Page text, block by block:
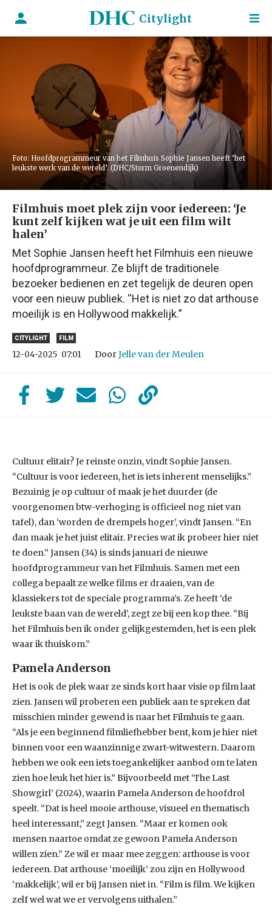
Citylight
Foto: Hoofdprogrammeur van het Filmhuis Sophie Jansen heeft ‘het
leukste werk van de wereld’. (DHC/Storm Groenendijk)
Filmhuis moet plek zijn voor iedereen: ‘Je
kunt zelf kijken wat je uit een film wilt
halen’
Met Sophie Jansen heeft het Filmhuis een nieuwe
hoofdprogrammeur. Ze blijft de traditionele
bezoeker bedienen en zet tegelijk de deuren open
voor een nieuw publiek. “Het is niet zo dat arthouse
moeilijk is en Hollywood makkelijk.”
CITYLIGHT FILM
12-04-2025 07:01 DoorJelle van der Meulen
Cultuur elitair? Je reinste onzin, vindt Sophie Jansen.
“Cultuur is voor iedereen, het is iets inherent menselijks.”
Bezuinig je op cultuur of maak je het duurder (de
voorgenomen btw-verhoging is officieel nog niet van
tafel), dan ‘worden de drempels hoger’, vindt Jansen. “En
dan maak je het juist elitair. Precies wat ik probeer hier niet
te doen.” Jansen (34) is sinds januari de nieuwe
hoofdprogrammeur van het Filmhuis. Samen met een
collega bepaalt ze welke films er draaien, van de
klassiekers tot de speciale programma’s. Ze heeft ‘de
leukste baan van de wereld’, zegt ze bij een kop thee. “Bij
het Filmhuis ben ik onder gelijkgestemden, het is een plek
waar ik thuiskom.”
Pamela Anderson
Het is ook de plek waar ze sinds kort haar visie op film laat
zien. Jansen wil proberen een publiek aan te spreken dat
misschien minder gewend is naar het Filmhuis te gaan.
“Als je een beginnend filmliefhebber bent, kom je hier niet
binnen voor een waanzinnige zwart-witwestern. Daarom
hebben we ook een iets toegankelijker aanbod om te laten
zien hoe leuk het hier is.” Bijvoorbeeld met ‘The Last
Showgirl’ (2024), waarin Pamela Anderson de hoofdrol
speelt. “Dat is heel mooie arthouse, visueel en thematisch
heel interessant,” zegt Jansen. “Maar er komen ook
mensen naartoe omdat ze gewoon Pamela Anderson
willen zien.” Ze wil er maar mee zeggen: arthouse is voor
iedereen. Dat arthouse ‘moeilijk’ zou zijn en Hollywood
‘makkelijk’, wil er bij Jansen niet in. “Film is film. We kijken
zelf wel wat we er vervolgens uithalen.”